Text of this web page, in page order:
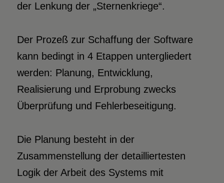
der Lenkung der „Sternenkriege“.
Der Prozeß zur Schaffung der Software
kann bedingt in 4 Etappen untergliedert
werden: Planung, Entwicklung,
Realisierung und Erprobung zwecks
Überprüfung und Fehlerbeseitigung.
Die Planung besteht in der
Zusammenstellung der detailliertesten
Logik der Arbeit des Systems mit